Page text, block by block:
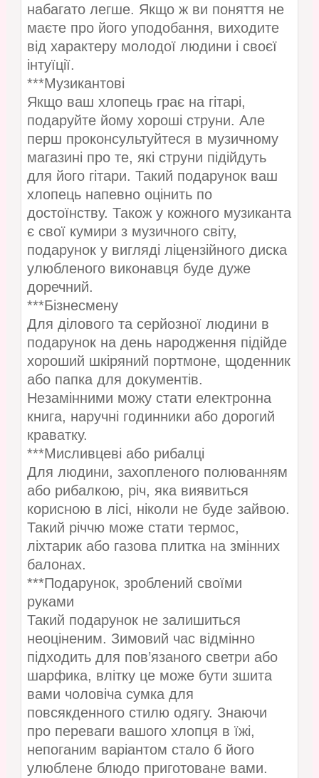
набагато легше. Якщо ж ви поняття не
маєте про його уподобання, виходите
від характеру молодої людини і своєї
інтуїції.
***Музикантові
Якщо ваш хлопець грає на гітарі,
подаруйте йому хороші струни. Але
перш проконсультуйтеся в музичному
магазині про те, які струни підійдуть
для його гітари. Такий подарунок ваш
хлопець напевно оцінить по
достоїнству. Також у кожного музиканта
є свої кумири з музичного світу,
подарунок у вигляді ліцензійного диска
улюбленого виконавця буде дуже
доречний.
***Бізнесмену
Для ділового та серйозної людини в
подарунок на день народження підійде
хороший шкіряний портмоне, щоденник
або папка для документів.
Незамінними можу стати електронна
книга, наручні годинники або дорогий
краватку.
***Мисливцеві або рибалці
Для людини, захопленого полюванням
або рибалкою, річ, яка виявиться
корисною в лісі, ніколи не буде зайвою.
Такий річчю може стати термос,
ліхтарик або газова плитка на змінних
балонах.
***Подарунок, зроблений своїми
руками
Такий подарунок не залишиться
неоціненим. Зимовий час відмінно
підходить для пов’язаного светри або
шарфика, влітку це може бути зшита
вами чоловіча сумка для
повсякденного стилю одягу. Знаючи
про переваги вашого хлопця в їжі,
непоганим варіантом стало б його
улюблене блюдо приготоване вами.